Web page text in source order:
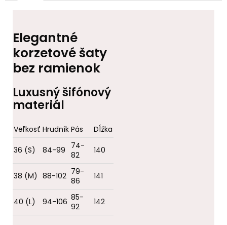
Elegantné
korzetové šaty
bez ramienok
Luxusný šifónový
materiál
Veľkosť Hrudník Pás Dĺžka
36 (S) 84-99
74-
82
140
38 (M) 88-102 79-
86
141
40 (L) 94-106 85-
92
142